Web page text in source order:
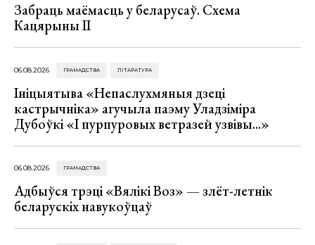
Забраць маёмасць у беларусаў. Схема
Кацярыны ІІ
06.08.2026 ГРАМАДСТВА ЛІТАРАТУРА
Ініцыятыва «Непаслухмяныя дзеці
кастрычніка» агучыла паэму Уладзіміра
Дубоўкі «І пурпуровых ветразей узвівы...»
06.08.2026 ГРАМАДСТВА
Адбыўся трэці «Вялікі Воз» — злёт-летнік
беларускіх навукоўцаў